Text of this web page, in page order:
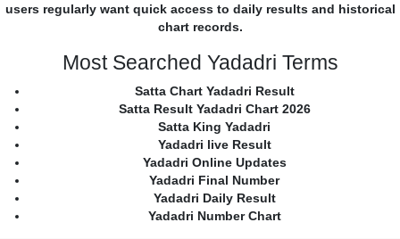
users regularly want quick access to daily results and historical
chart records.
Most Searched Yadadri Terms
Satta Chart Yadadri Result
Satta Result Yadadri Chart 2026
Satta King Yadadri
Yadadri live Result
Yadadri Online Updates
Yadadri Final Number
Yadadri Daily Result
Yadadri Number Chart